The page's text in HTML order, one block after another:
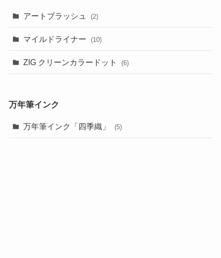
アートブラッシュ (2)
マイルドライナー (10)
ZIG クリーンカラードット (6)
万年筆インク
万年筆インク「四季織」 (5)